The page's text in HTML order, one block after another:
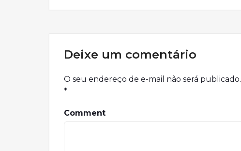
Deixe um comentário
O seu endereço de e-mail não será publicado.
*
Comment